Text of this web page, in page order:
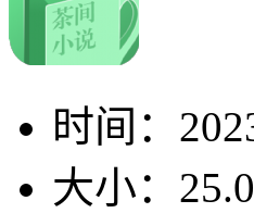
时间：
大小：